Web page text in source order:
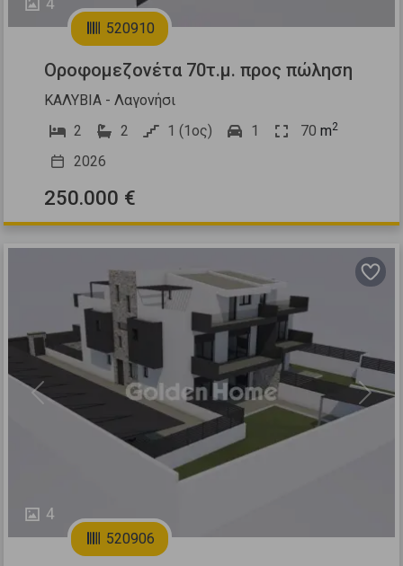
520910
Οροφομεζονέτα 70τ.μ. προς πώληση
ΚΑΛΥΒΙΑ - Λαγονήσι
2
2 1 (1ος) 1 70 m2
2026
250.000 €
4
Previous Next
520906